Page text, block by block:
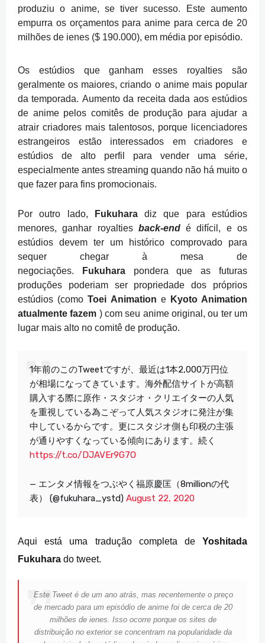
produziu o anime, se tiver sucesso.
Este aumento
empurra os orçamentos para anime para cerca de 20
milhões de ienes ($ 190.000), em média por episódio.
Os estúdios que ganham esses royalties são
geralmente os maiores, criando o anime mais popular
da temporada. Aumento da receita dada aos estúdios
de anime pelos comitês de produção para ajudar a
atrair criadores mais talentosos, porque licenciadores
estrangeiros estão interessados ​​em criadores e
estúdios de alto perfil para vender uma série,
especialmente antes streaming quando não há muito o
que fazer para fins promocionais.
Por outro lado, Fukuhara
diz que para estúdios
menores, ganhar royalties back-end é difícil, e os
estúdios devem ter um histórico comprovado para
sequer chegar à mesa de
negociações.
Fukuhara
pondera que as futuras
produções poderiam ser propriedade dos próprios
estúdios (como Toei Animation e
Kyoto Animation
atualmente fazem ) com seu anime original, ou ter um
lugar mais alto no comitê de produção.
1年前のこのTweetですが、最近は1本2,000万円位
が相場になってきています。海外配信サイトが高額
購入する際に原作・スタジオ・クリエイターの人気
を重視している為こぞって人気スタジオに発注が集
中しているからです。更にスタジオ側も印税の主張
が通りやすくなっている傾向にあります。続く
https://t.co/DJAVEr9G7O
— エンタメ情報をつぶやく福原慶匡（8millionの代
表） (@fukuhara_ystd) August 22, 2020
Aqui está uma tradução completa de
Yoshitada
Fukuhara do tweet.
Este Tweet é de um ano atrás, mas recentemente o preço
de mercado para um episódio de anime foi de cerca de 20
milhões de ienes. Isso ocorre porque os sites de
distribuição no exterior se concentram na popularidade da